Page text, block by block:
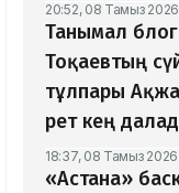
20:52, 08 Тамыз 2026
Танымал
Тоқаевтың
тұлпары
рет кең
18:37, 08 Тамыз 2026
«Астана»